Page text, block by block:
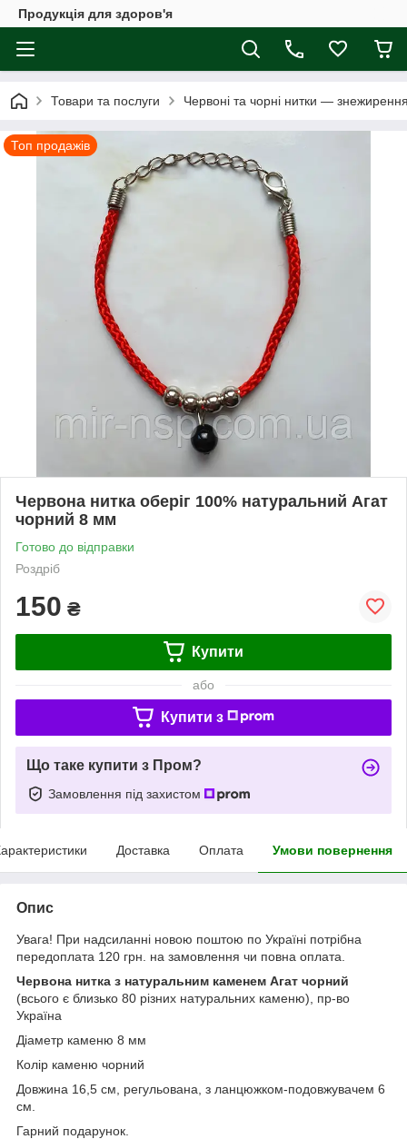
Продукція для здоров'я
Товари та послуги Червоні та чорні нитки —
Топ продажів
Червона нитка оберіг 100% натуральний Агат
чорний 8 мм
Готово до відправки
Роздріб
150 ₴
Купити
або
Купити з
Що таке купити з Пром?
Замовлення під захистом
Доставка Оплата Умови повернення
Опис
Увага! При надсиланні новою поштою по Україні потрібна
передоплата 120 грн. на замовлення чи повна оплата.
Червона нитка з натуральним каменем Агат чорний
(всього є близько 80 різних натуральних каменю), пр-во
Україна
Діаметр каменю 8 мм
Колір каменю чорний
Довжина 16,5 см, регульована, з ланцюжком-подовжувачем 6
см.
Гарний подарунок.